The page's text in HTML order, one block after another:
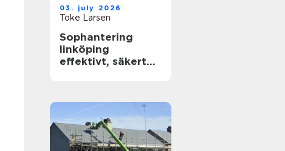
03. july 2026
Toke Larsen
Sophantering
linköping
effektivt, säkert